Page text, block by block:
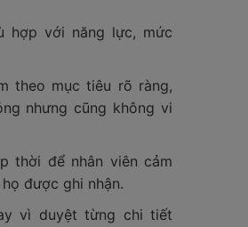
hợp với năng lực, mức
theo mục tiêu rõ ràng,
nhưng cũng không vi
thời để nhân viên cảm
được ghi nhận.
vì duyệt từng chi tiết